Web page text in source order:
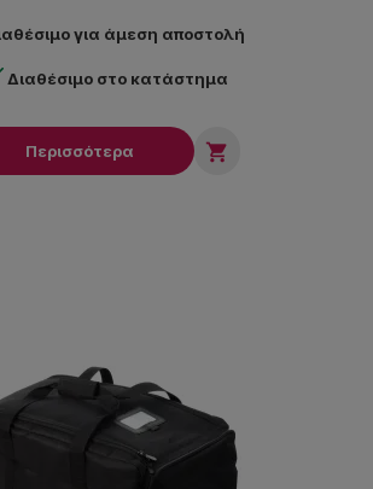
για άμεση αποστολή
Διαθέσιμο στο κατάστημα
Περισσότερα 